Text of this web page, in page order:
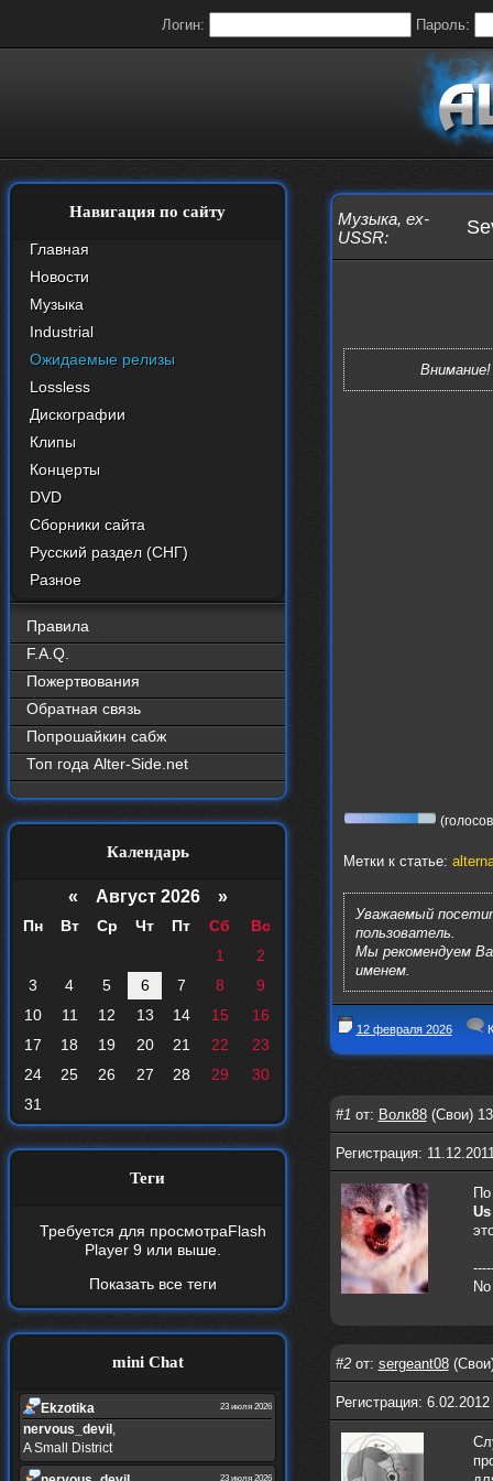
Логин: Пароль:
Навигация по сайту
Главная
Новости
Музыка
Industrial
Ожидаемые релизы
Lossless
Дискографии
Клипы
Концерты
DVD
Сборники сайта
Русский раздел (СНГ)
Разное
Правила
F.A.Q.
Пожертвования
Обратная связь
Попрошайкин сабж
Топ года Alter-Side.net
Календарь
« Август 2026 »
Пн Вт Ср Чт Пт Сб
Вс
1
2
3
4 5 6 7 8
9
10
11 12 13 14 15
16
17
18 19 20 21 22
23
24
25 26 27 28 29
30
31
Теги
Требуется для просмотраFlash
Player 9 или выше.
Показать все теги
mini Chat
Ekzotika 23 июля 2026
nеrvous_dеvil ,
A Small District
23 июля 2026
Музыка, ex-
USSR:
Метки к статье:
Уважаемый
пользователь.
Мы рекомендуем
именем.
12 февраля 2026
#1 от: Волк88(Свои)
Регистрация:
#2от: sergeant08
Регистрация: